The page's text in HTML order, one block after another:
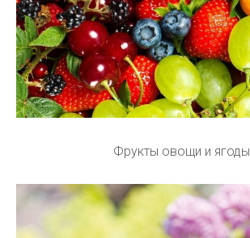
Фрукты овощи и ягоды